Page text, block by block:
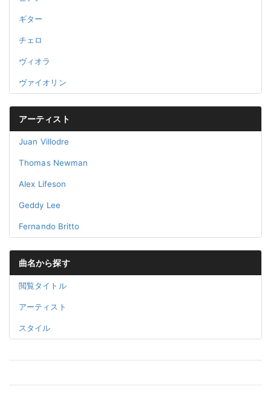
ギター
チェロ
ヴィオラ
ヴァイオリン
アーティスト
Juan Villodre
Thomas Newman
Alex Lifeson
Geddy Lee
Fernando Britto
曲名から探す
閲覧タイトル
アーティスト
スタイル